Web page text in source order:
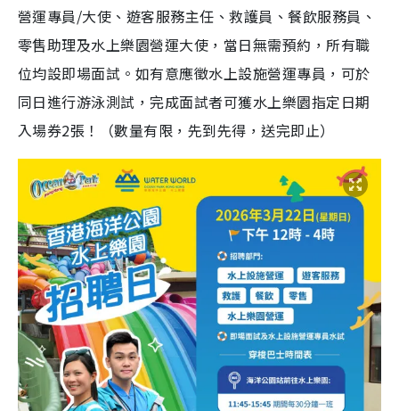
營運專員/大使、遊客服務主任、救護員、餐飲服務員、
零售助理及水上樂園營運大使，當日無需預約，所有職
位均設即場面試。如有意應徵水上設施營運專員，可於
同日進行游泳測試，完成面試者可獲水上樂園指定日期
入場券2張！（數量有限，先到先得，送完即止）